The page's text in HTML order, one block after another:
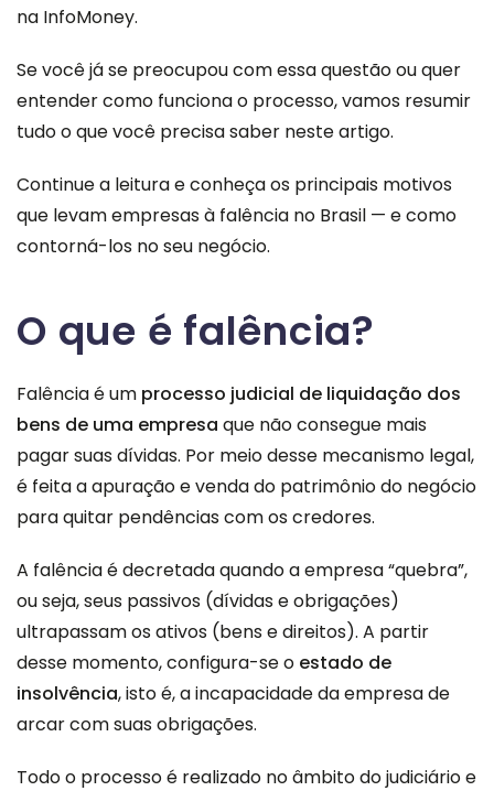
na InfoMoney.
Se você já se preocupou com essa questão ou quer
entender como funciona o processo, vamos resumir
tudo o que você precisa saber neste artigo.
Continue a leitura e conheça os principais motivos
que levam empresas à falência no Brasil — e como
contorná-los no seu negócio.
O que é falência?
Falência é um processo judicial de liquidação dos
bens de uma empresa que não consegue mais
pagar suas dívidas. Por meio desse mecanismo legal,
é feita a apuração e venda do patrimônio do negócio
para quitar pendências com os credores.
A falência é decretada quando a empresa “quebra”,
ou seja, seus passivos (dívidas e obrigações)
ultrapassam os ativos (bens e direitos). A partir
desse momento, configura-se o estado de
insolvência, isto é, a incapacidade da empresa de
arcar com suas obrigações.
Todo o processo é realizado no âmbito do judiciário e